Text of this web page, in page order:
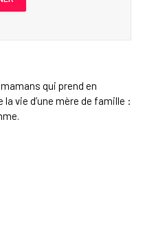
qui prend en
vie d’une mère de famille :